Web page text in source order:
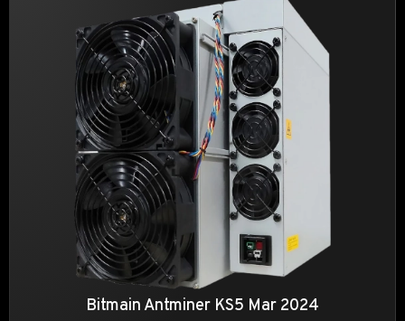
Bitmain Antminer KS5 Mar 2024